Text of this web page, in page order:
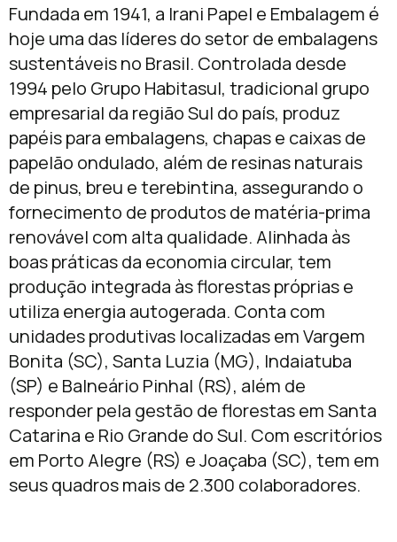
Fundada em 1941, a Irani Papel e Embalagem é
hoje uma das líderes do setor de embalagens
sustentáveis no Brasil. Controlada desde
1994 pelo Grupo Habitasul, tradicional grupo
empresarial da região Sul do país, produz
papéis para embalagens, chapas e caixas de
papelão ondulado, além de resinas naturais
de pinus, breu e terebintina, assegurando o
fornecimento de produtos de matéria-prima
renovável com alta qualidade. Alinhada às
boas práticas da economia circular, tem
produção integrada às florestas próprias e
utiliza energia autogerada. Conta com
unidades produtivas localizadas em Vargem
Bonita (SC), Santa Luzia (MG), Indaiatuba
(SP) e Balneário Pinhal (RS), além de
responder pela gestão de florestas em Santa
Catarina e Rio Grande do Sul. Com escritórios
em Porto Alegre (RS) e Joaçaba (SC), tem em
seus quadros mais de 2.300 colaboradores.